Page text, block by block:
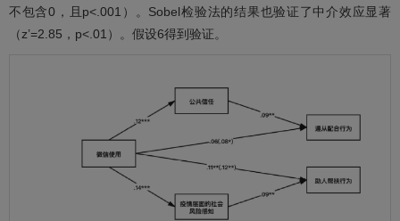
不包含0，且p<.001）。Sobel检验法的结果也验证了中介效应显著
（z’=2.85，p<.01）。假设6得到验证。